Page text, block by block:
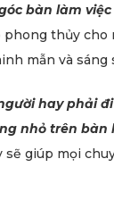
bàn làm
phong thủy cho
mẫn và sáng
hay phải
nhỏ trên bàn
sẽ giúp mọi